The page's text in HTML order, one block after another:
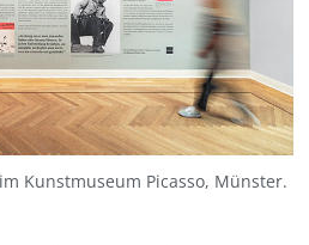
Kunstmuseum Picasso, Münster.